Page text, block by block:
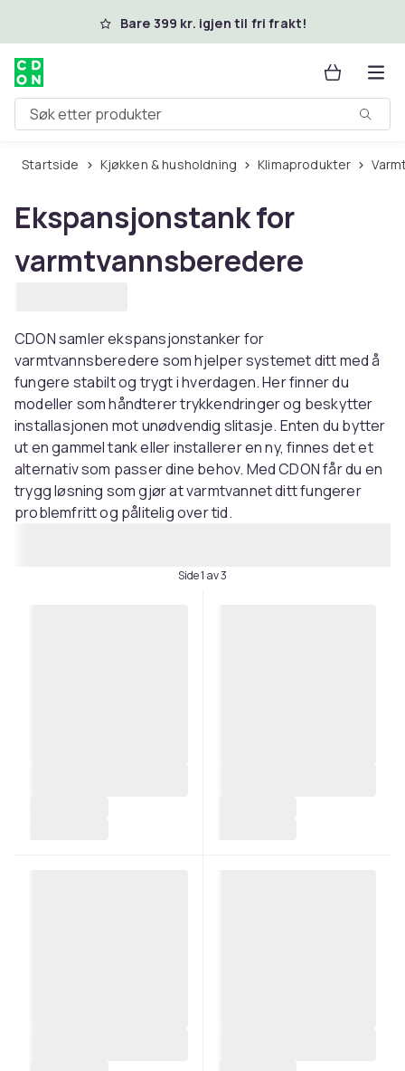
Hopp til hovedinnholdBare 399 kr. igjen til fri frakt!
Søk etter produkter
Startside Kjøkken & husholdning Klimaprodukter
Ekspansjonstank for
varmtvannsberedere
CDON samler ekspansjonstanker for
varmtvannsberedere som hjelper systemet ditt med å
fungere stabilt og trygt i hverdagen. Her finner du
modeller som håndterer trykkendringer og beskytter
installasjonen mot unødvendig slitasje. Enten du bytter
ut en gammel tank eller installerer en ny, finnes det et
alternativ som passer dine behov. Med CDON får du en
trygg løsning som gjør at varmtvannet ditt fungerer
problemfritt og pålitelig over tid.
Side 1 av 3